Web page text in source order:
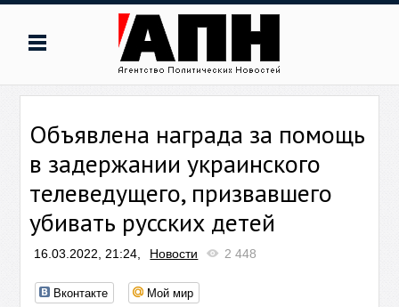
Объявлена награда за помощь
в задержании украинского
телеведущего, призвавшего
убивать русских детей
16.03.2022, 21:24, Новости 2 448
Вконтакте Мой мир